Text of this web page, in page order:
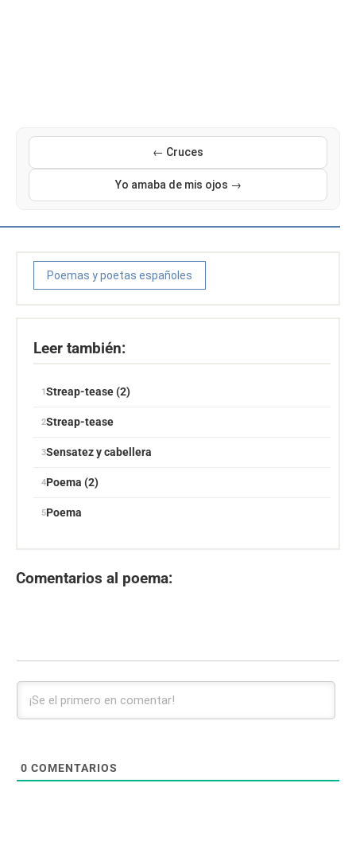
← Cruces
Yo amaba de mis ojos →
Poemas y poetas españoles
Leer también:
Streap-tease (2)
Streap-tease
Sensatez y cabellera
Poema (2)
Poema
Comentarios al poema:
0 COMENTARIOS